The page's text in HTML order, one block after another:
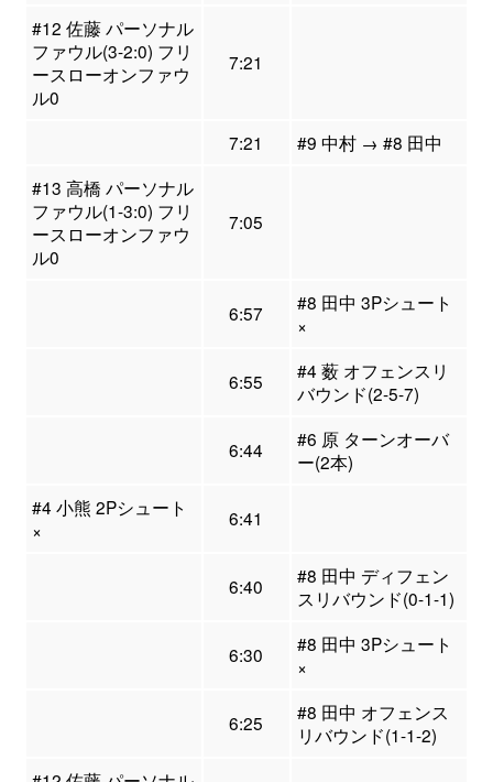
#12 佐藤 パーソナル
ファウル(3-2:0) フリ
ースローオンファウ
ル0
7:21
7:21
#9 中村 → #8 田中
#13 高橋 パーソナル
ファウル(1-3:0) フリ
ースローオンファウ
ル0
7:05
6:57
#8 田中 3Pシュート
×
6:55
#4 薮 オフェンスリ
バウンド(2-5-7)
6:44
#6 原 ターンオーバ
ー(2本)
#4 小熊 2Pシュート
×
6:41
6:40
#8 田中 ディフェン
スリバウンド(0-1-1)
6:30
#8 田中 3Pシュート
×
6:25
#8 田中 オフェンス
リバウンド(1-1-2)